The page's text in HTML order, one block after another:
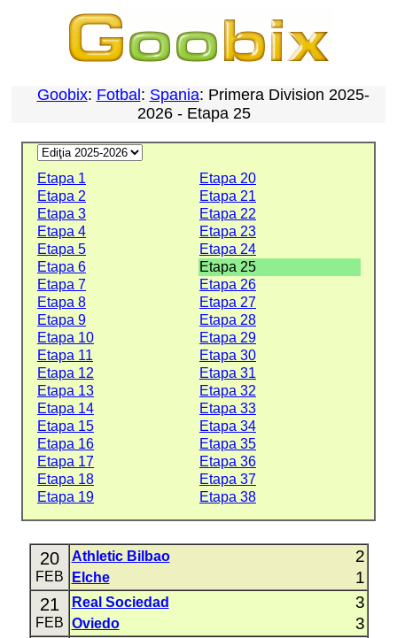
Goobix: Fotbal : Spania: Primera Division 2025-
2026 - Etapa 25
Etapa 1
Etapa 20
Etapa 2
Etapa 21
Etapa 3
Etapa 22
Etapa 4
Etapa 23
Etapa 5
Etapa 24
Etapa 6
Etapa 25
Etapa 7
Etapa 26
Etapa 8
Etapa 27
Etapa 9
Etapa 28
Etapa 10
Etapa 29
Etapa 11
Etapa 30
Etapa 12
Etapa 31
Etapa 13
Etapa 32
Etapa 14
Etapa 33
Etapa 15
Etapa 34
Etapa 16
Etapa 35
Etapa 17
Etapa 36
Etapa 18
Etapa 37
Etapa 19
Etapa 38
20
FEB
Athletic Bilbao 2
Elche 1
21
FEB
Real Sociedad 3
Oviedo 3